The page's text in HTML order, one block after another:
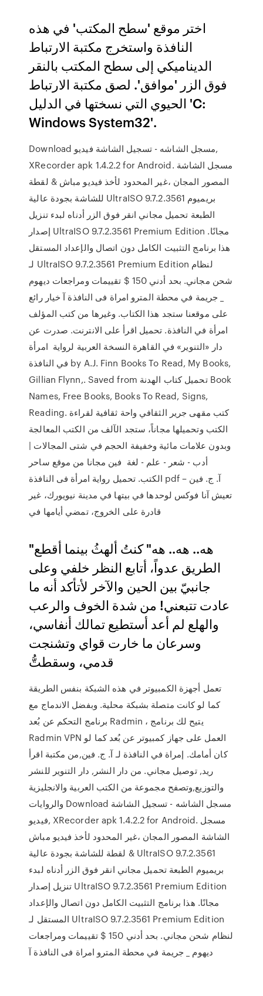
اختر موقع 'سطح المكتب' في هذه
النافذة واستخرج مكتبة الارتباط
الديناميكي إلى سطح المكتب بالنقر
فوق الزر 'موافق'. لصق مكتبة الارتباط
الحيوي التي نسختها في الدليل 'C:
Windows System32'.
Download مسجل الشاشه - تسجيل الشاشة فيديو,
XRecorder apk 1.4.2.2 for Android. مسجل الشاشة
المصور المجان ،غير المحدود لأخذ فيديو مباش & لقطة
للشاشة بجودة عالية UltraISO 9.7.2.3561 بريميوم
الطبعة تحميل مجاني انقر فوق الزر أدناه لبدء تنزيل
إصدار UltraISO 9.7.2.3561 Premium Edition مجانًا.
هذا برنامج التثبيت الكامل دون اتصال والإعداد المستقل
لـ UltraISO 9.7.2.3561 Premium Edition لنظام
شحن مجاني. بحد أدني 150 $ تقييمات ومراجعات ديهوم
_ جريمة في محطة المترو امراة فى النافذة آ خيار رائع
على موقعنا ستجد هذا الكتاب. وغيرها من كتب المؤلف
امرأة في النافذة. تحميل اقرأ على الانترنت. صدرت عن
دار «التنوير» في القاهرة النسخة العربية لرواية امرأة
في النافذة by A.J. Finn Books To Read, My Books,
Gillian Flynn,. Saved from تحميل كتاب الهدنة Book
Names, Free Books, Books To Read, Signs,
Reading. كتب مقهى جرير الثقافي واحة ثقافية لقراءة
الكتب وتحميلها مجاناً، ستجد الآلف من الكتب المعالجة
وبدون علامات مائية وخفيفة الحجم في شتى المجالات |
أدب - شعر - علم - لغة فين مجانا من موقع ساحر
الكتب. تحميل رواية امرأة فى النافذة pdf – آ. ج. فين
تعيش آنا فوكس لوحدها في بيتها في مدينة نيويورك، غير
"هه.. هه.. هه" كنتُ ألهثُ بينما أقطع
الطريق عدواً، أتابع النظر خلفي وعلى
جانبيّ بين الحين والآخر لأتأكد أنه ما
عادت تتبعني! من شدة الخوف والرعب
والهلع لم أعد أستطيع تمالك أنفاسي،
وسرعان ما خارت قواي وتشنجت
قدمي، وسقطتُّ
تعمل أجهزة الكمبيوتر في هذه الشبكة بنفس الطريقة
كما لو كانت متصلة بشبكة محلية. وبفضل الاندماج مع
برنامج التحكم عن بُعد Radmin ، يتيح لك برنامج
Radmin VPN العمل على جهاز كمبيوتر عن بُعد كما لو
كان أمامك. إمراة في النافذة لـ آ. ج. فين,من مكتبة اقرأ
ريد, توصيل مجاني. من دار النشر, دار التنوير للنشر
والتوزيع,وتصفح مجموعة من الكتب العربية والانجليزية
والروايات Download مسجل الشاشه - تسجيل الشاشة
فيديو, XRecorder apk 1.4.2.2 for Android. مسجل
الشاشة المصور المجان ،غير المحدود لأخذ فيديو مباش
& لقطة للشاشة بجودة عالية UltraISO 9.7.2.3561
بريميوم الطبعة تحميل مجاني انقر فوق الزر أدناه لبدء
تنزيل إصدار UltraISO 9.7.2.3561 Premium Edition
مجانًا. هذا برنامج التثبيت الكامل دون اتصال والإعداد
المستقل لـ UltraISO 9.7.2.3561 Premium Edition
لنظام شحن مجاني. بحد أدني 150 $ تقييمات ومراجعات
ديهوم _ جريمة في محطة المترو امراة فى النافذة آ